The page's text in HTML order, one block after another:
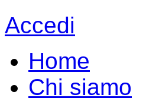
Accedi
Home
Chi siamo